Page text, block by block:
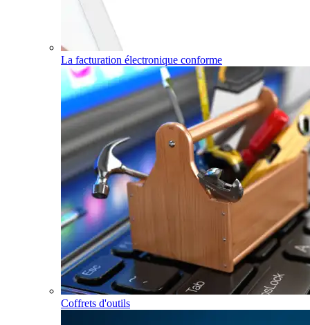
La facturation électronique conforme
Coffrets d'outils